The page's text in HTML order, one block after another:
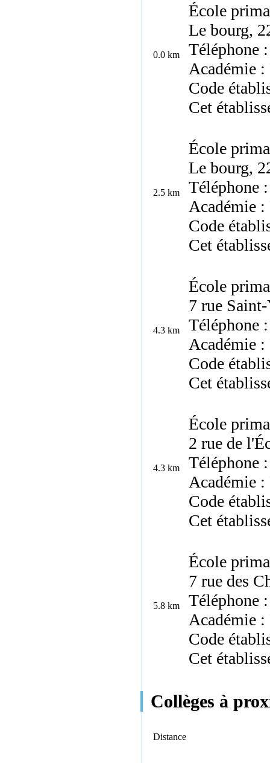
0.0 km
École
Le bourg,
Téléphone
Académie :
Code
Cet
2.5 km
École
Le bourg,
Téléphone
Académie :
Code
Cet
4.3 km
École
7 rue
Téléphone
Académie :
Code
Cet
4.3 km
École
2 rue de
Téléphone
Académie :
Code
Cet
5.8 km
École
7 rue des
Téléphone
Académie :
Code
Cet
Collèges à
Distance